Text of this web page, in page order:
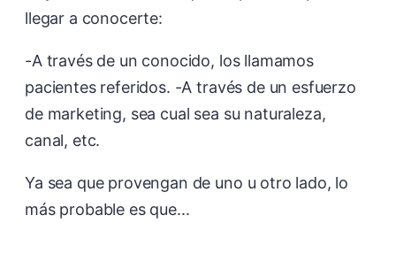
llegar a conocerte:
-A través de un conocido, los llamamos
pacientes referidos. -A través de un esfuerzo
de marketing, sea cual sea su naturaleza,
canal, etc.
Ya sea que provengan de uno u otro lado, lo
más probable es que...